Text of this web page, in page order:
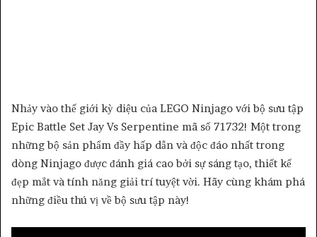
Nhảy vào thế giới kỳ diệu của LEGO Ninjago với bộ sưu tập
Epic Battle Set Jay Vs Serpentine mã số 71732! Một trong
những bộ sản phẩm đầy hấp dẫn và độc đáo nhất trong
dòng Ninjago được đánh giá cao bởi sự sáng tạo, thiết kế
đẹp mắt và tính năng giải trí tuyệt vời. Hãy cùng khám phá
những điều thú vị về bộ sưu tập này!